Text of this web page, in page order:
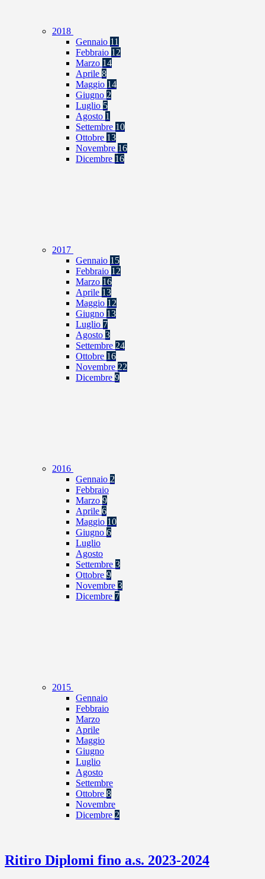
2018
Gennaio 11
Febbraio 12
Marzo 14
Aprile 8
Maggio 14
Giugno 2
Luglio 5
Agosto 1
Settembre 10
Ottobre 13
Novembre 16
Dicembre 16
2017
Gennaio 15
Febbraio 12
Marzo 16
Aprile 13
Maggio 12
Giugno 13
Luglio 7
Agosto 3
Settembre 24
Ottobre 16
Novembre 22
Dicembre 9
2016
Gennaio 2
Febbraio
Marzo 9
Aprile 6
Maggio 10
Giugno 6
Luglio
Agosto
Settembre 3
Ottobre 9
Novembre 3
Dicembre 7
2015
Gennaio
Febbraio
Marzo
Aprile
Maggio
Giugno
Luglio
Agosto
Settembre
Ottobre 8
Novembre
Dicembre 2
Ritiro Diplomi fino a.s. 2023-2024